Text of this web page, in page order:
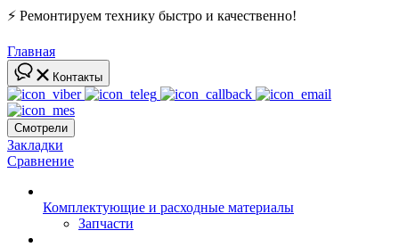
⚡ Ремонтируем технику быстро и качественно!
Главная
Контакты
Смотрели
Закладки
Сравнение
Комплектующие и расходные материалы
Запчасти